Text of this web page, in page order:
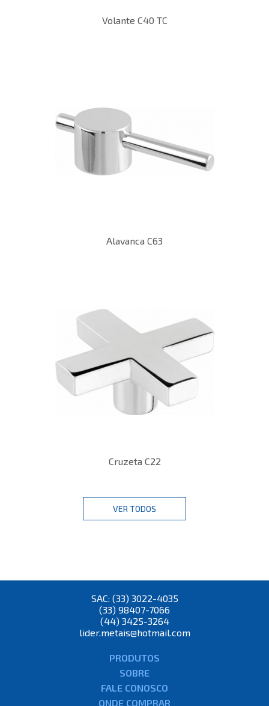
Volante C40 TC
Alavanca C63
Cruzeta C22
VER TODOS
SAC: (33) 3022-4035
(33) 98407-7066
(44) 3425-3264
lider.metais@hotmail.com
PRODUTOS
SOBRE
FALE CONOSCO
ONDE COMPRAR